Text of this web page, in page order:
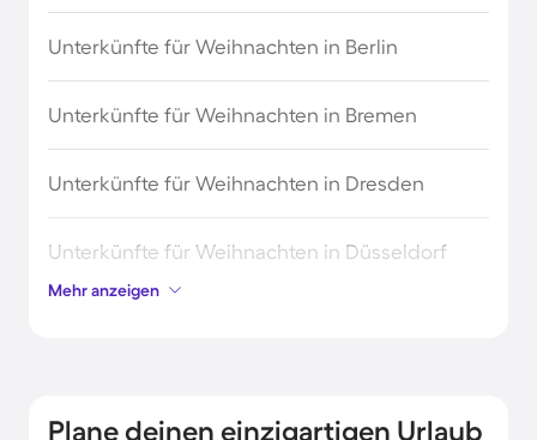
Unterkünfte für Weihnachten in Berlin
Unterkünfte für Weihnachten in Bremen
Unterkünfte für Weihnachten in Dresden
Unterkünfte für Weihnachten in Düsseldorf
Mehr anzeigen
Plane deinen einzigartigen Urlaub